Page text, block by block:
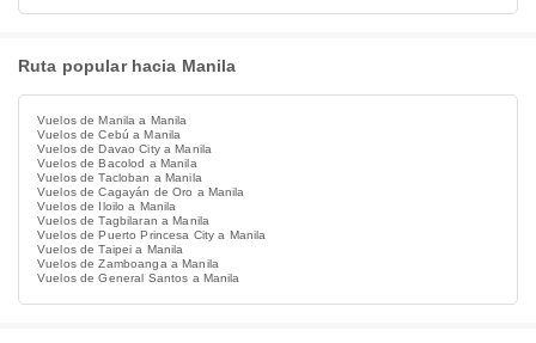
Ruta popular hacia Manila
Vuelos de Manila a Manila
Vuelos de Cebú a Manila
Vuelos de Davao City a Manila
Vuelos de Bacolod a Manila
Vuelos de Tacloban a Manila
Vuelos de Cagayán de Oro a Manila
Vuelos de Iloilo a Manila
Vuelos de Tagbilaran a Manila
Vuelos de Puerto Princesa City a Manila
Vuelos de Taipei a Manila
Vuelos de Zamboanga a Manila
Vuelos de General Santos a Manila